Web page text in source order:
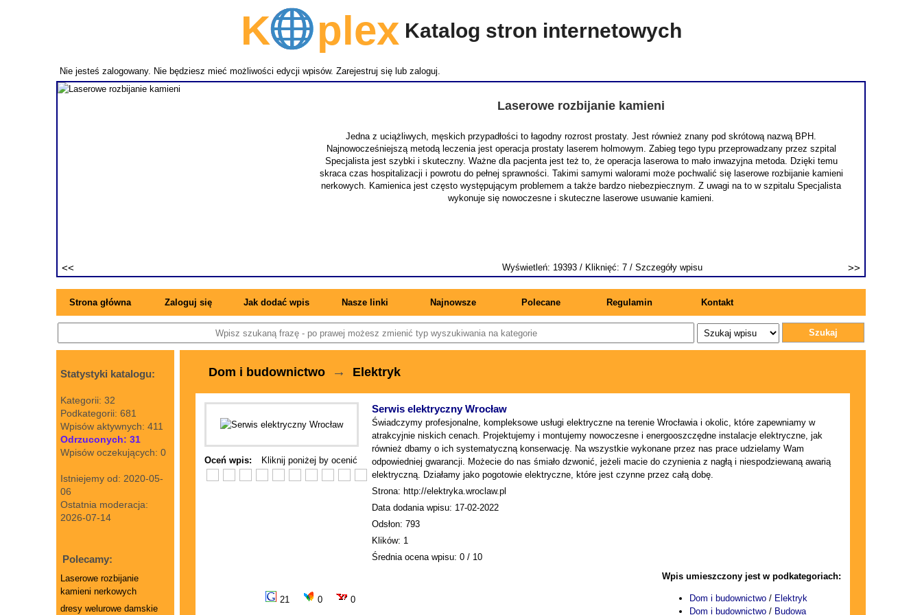
Kplex Katalog stron internetowych
Nie jesteś zalogowany. Nie będziesz mieć możliwości edycji wpisów. Zarejestruj się lub zaloguj.
Laserowe rozbijanie kamieni
Jedna z uciążliwych, męskich przypadłości to łagodny rozrost prostaty. Jest również znany pod skrótową nazwą BPH.
Najnowocześniejszą metodą leczenia jest operacja prostaty laserem holmowym. Zabieg tego typu przeprowadzany przez szpital
Specjalista jest szybki i skuteczny. Ważne dla pacjenta jest też to, że operacja laserowa to mało inwazyjna metoda. Dzięki temu
skraca czas hospitalizacji i powrotu do pełnej sprawności. Takimi samymi walorami może pochwalić się laserowe rozbijanie kamieni
nerkowych. Kamienica jest często występującym problemem a także bardzo niebezpiecznym. Z uwagi na to w szpitalu Specjalista
wykonuje się nowoczesne i skuteczne laserowe usuwanie kamieni.
Wyświetleń: 19393 / Kliknięć: 7 / Szczegóły wpisu
Strona główna Zaloguj się Jak dodać wpis Nasze linki Najnowsze Polecane Regulamin Kontakt
Szukaj
Statystyki katalogu:
Kategorii: 32
Podkategorii: 681
Wpisów aktywnych: 411
Odrzuconych: 31
Wpisów oczekujących: 0
Istniejemy od: 2020-05-
06
Ostatnia moderacja:
2026-07-14
Polecamy:
Laserowe rozbijanie
kamieni nerkowych
dresy welurowe damskie
Dom i budownictwo → Elektryk
Oceń wpis: Kliknij poniżej by ocenić
Serwis elektryczny Wrocław
Świadczymy profesjonalne, kompleksowe usługi elektryczne na terenie Wrocławia i okolic, które zapewniamy w
atrakcyjnie niskich cenach. Projektujemy i montujemy nowoczesne i energooszczędne instalacje elektryczne, jak
również dbamy o ich systematyczną konserwację. Na wszystkie wykonane przez nas prace udzielamy Wam
odpowiedniej gwarancji. Możecie do nas śmiało dzwonić, jeżeli macie do czynienia z nagłą i niespodziewaną awarią
elektryczną. Działamy jako pogotowie elektryczne, które jest czynne przez całą dobę.
Strona: http://elektryka.wroclaw.pl
Data dodania wpisu: 17-02-2022
Odsłon: 793
Klików: 1
Średnia ocena wpisu: 0 / 10
21 0 0
Wpis umieszczony jest w podkategoriach:
Dom i budownictwo / Elektryk
Dom i budownictwo / Budowa